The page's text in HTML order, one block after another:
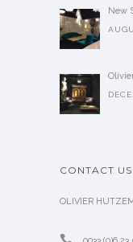
New
CONTACT US
OLIVIER